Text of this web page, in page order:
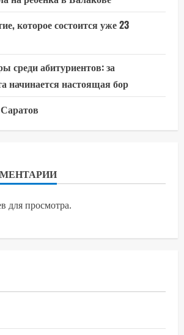
которое состоится уже 23
среди абитуриентов: за
начинается настоящая бор
для просмотра.